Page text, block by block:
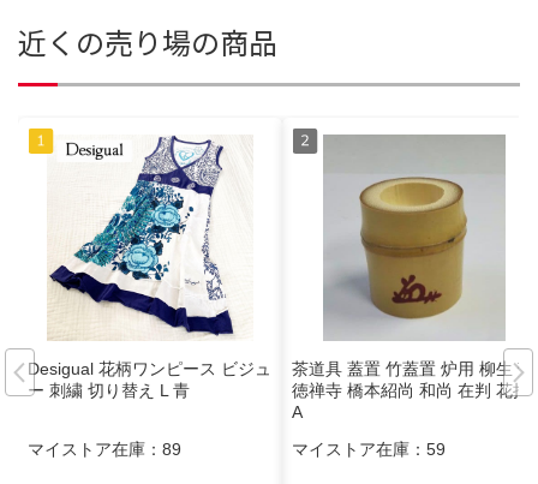
近くの売り場の商品
Desigual 花柄ワンピース ビジュ
ー 刺繍 切り替え L 青
マイストア在庫： 89
茶道具 蓋置 竹蓋置 炉用 柳生 芳
徳禅寺 橋本紹尚 和尚 在判 花押
A
マイストア在庫： 59